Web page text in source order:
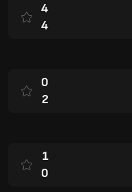
4
4
0
2
1
0